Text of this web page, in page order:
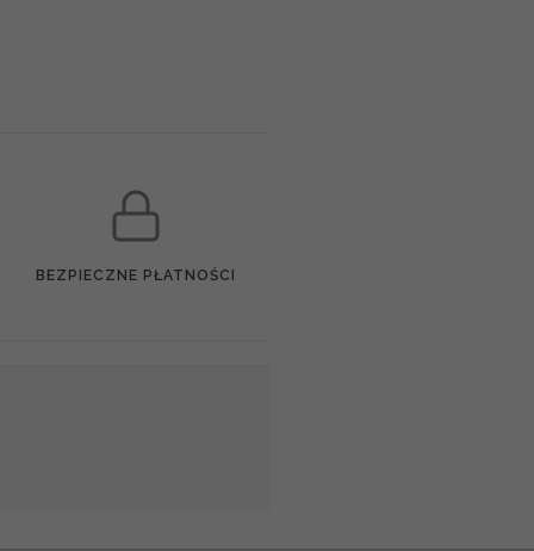
BEZPIECZNE PŁATNOŚCI